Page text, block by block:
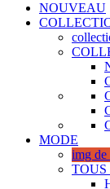
NOUVEAU
MODE
img de
TOUS